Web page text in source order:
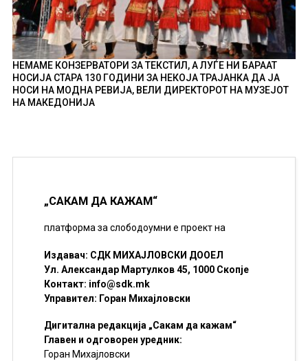
НЕМАМЕ КОНЗЕРВАТОРИ ЗА ТЕКСТИЛ, А ЛУЃЕ НИ БАРААТ
НОСИЈА СТАРА 130 ГОДИНИ ЗА НЕКОЈА ТРАЈАНКА ДА ЈА
НОСИ НА МОДНА РЕВИЈА, ВЕЛИ ДИРЕКТОРОТ НА МУЗЕЈОТ
НА МАКЕДОНИЈА
„САКАМ ДА КАЖАМ“
платформа за слободоумни е проект на
Издавач: СДК МИХАЈЛОВСКИ ДООЕЛ
Ул. Александар Мартулков 45, 1000 Скопје
Контакт: info@sdk.mk
Управител: Горан Михајловски
Дигитална редакција „Сакам да кажам“
Главен и одговорен уредник:
Горан Михајловски